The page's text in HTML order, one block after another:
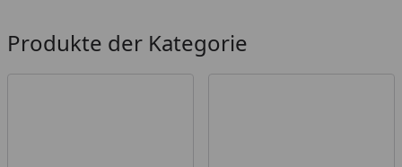
Produkte der Kategorie